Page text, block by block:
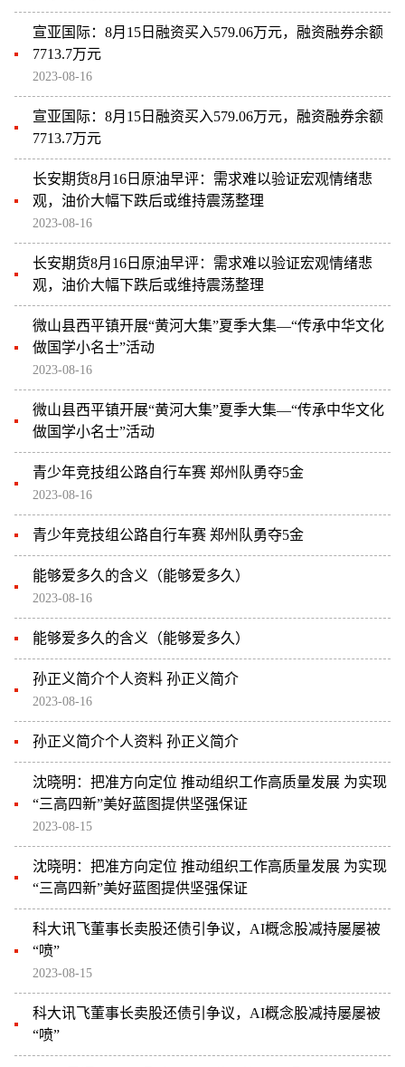
宣亚国际：8月15日融资买入579.06万元，融资融券余额
7713.7万元
2023-08-16
宣亚国际：8月15日融资买入579.06万元，融资融券余额
7713.7万元
长安期货8月16日原油早评：需求难以验证宏观情绪悲
观，油价大幅下跌后或维持震荡整理
2023-08-16
长安期货8月16日原油早评：需求难以验证宏观情绪悲
观，油价大幅下跌后或维持震荡整理
微山县西平镇开展“黄河大集”夏季大集—“传承中华文化
做国学小名士”活动
2023-08-16
微山县西平镇开展“黄河大集”夏季大集—“传承中华文化
做国学小名士”活动
青少年竞技组公路自行车赛 郑州队勇夺5金
2023-08-16
青少年竞技组公路自行车赛 郑州队勇夺5金
能够爱多久的含义（能够爱多久）
2023-08-16
能够爱多久的含义（能够爱多久）
孙正义简介个人资料 孙正义简介
2023-08-16
孙正义简介个人资料 孙正义简介
沈晓明：把准方向定位 推动组织工作高质量发展 为实现
“三高四新”美好蓝图提供坚强保证
2023-08-15
沈晓明：把准方向定位 推动组织工作高质量发展 为实现
“三高四新”美好蓝图提供坚强保证
科大讯飞董事长卖股还债引争议，AI概念股减持屡屡被
“喷”
2023-08-15
科大讯飞董事长卖股还债引争议，AI概念股减持屡屡被
“喷”